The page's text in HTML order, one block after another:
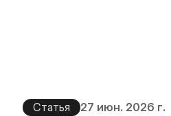
Статья 27 июн. 2026 г.